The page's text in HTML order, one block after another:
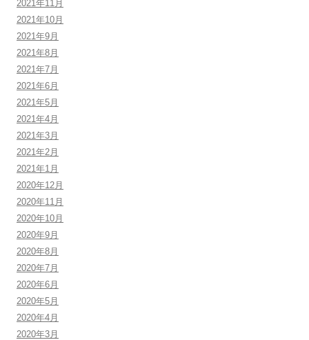
2021年11月
2021年10月
2021年9月
2021年8月
2021年7月
2021年6月
2021年5月
2021年4月
2021年3月
2021年2月
2021年1月
2020年12月
2020年11月
2020年10月
2020年9月
2020年8月
2020年7月
2020年6月
2020年5月
2020年4月
2020年3月